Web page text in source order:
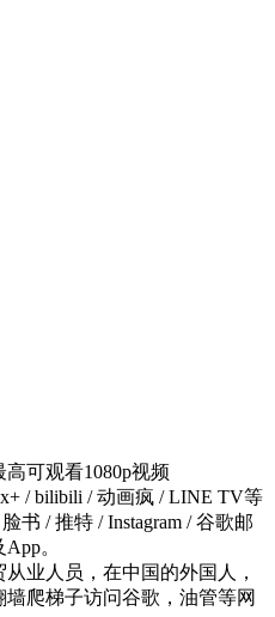
可观看1080p视频
/ bilibili / 动画疯 / LINE TV等
书 / 推特 / Instagram / 谷歌邮
。
业人员，在中国的外国人，
爬梯子访问谷歌，油管等网